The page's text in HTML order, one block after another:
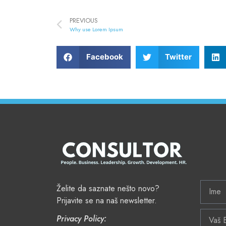
PREVIOUS
Why use Lorem Ipsum
Facebook Twitter
Želite da saznate nešto novo?
Prijavite se na naš newsletter.
Privacy Policy: